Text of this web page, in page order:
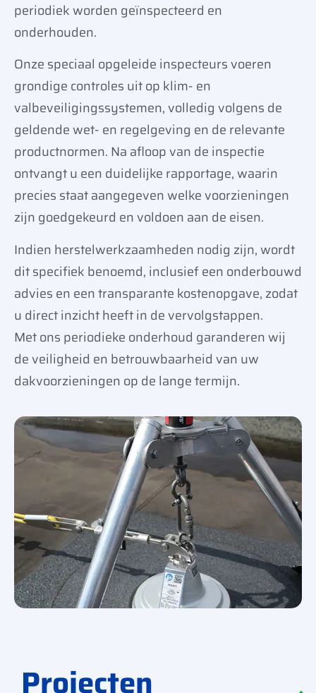
periodiek worden geïnspecteerd en
onderhouden.
Onze speciaal opgeleide inspecteurs voeren
grondige controles uit op klim- en
valbeveiligingssystemen, volledig volgens de
geldende wet- en regelgeving en de relevante
productnormen. Na afloop van de inspectie
ontvangt u een duidelijke rapportage, waarin
precies staat aangegeven welke voorzieningen
zijn goedgekeurd en voldoen aan de eisen.
Indien herstelwerkzaamheden nodig zijn, wordt
dit specifiek benoemd, inclusief een onderbouwd
advies en een transparante kostenopgave, zodat
u direct inzicht heeft in de vervolgstappen.
Met ons periodieke onderhoud garanderen wij
de veiligheid en betrouwbaarheid van uw
dakvoorzieningen op de lange termijn.
Projecten